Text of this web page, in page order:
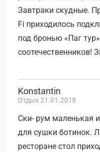
Завтраки скудные.
Fi приходилось
под бронью «Паг
соотечественников!
Konstantin
Отдых 21.01.2018
Ски- рум маленькая
для сушки ботинок.
ресторане стол